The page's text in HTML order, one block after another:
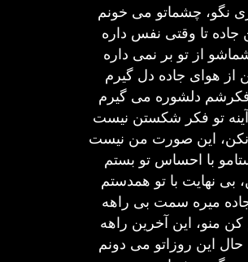
نگو، چشماتو می خونم
جاده تا وقتی نفس داره
از تو بر نمی داره
از هوای جاده دل گیرم
دلشوره می گیرم
تو فکر شکستن نیست
نکن، این صورت من نیست
با احساس تو بستم
بی نهایت با تو همدستم
جاده میره سمت بی راهه
منو، این آخرین راهه
این روزاتو می دونم